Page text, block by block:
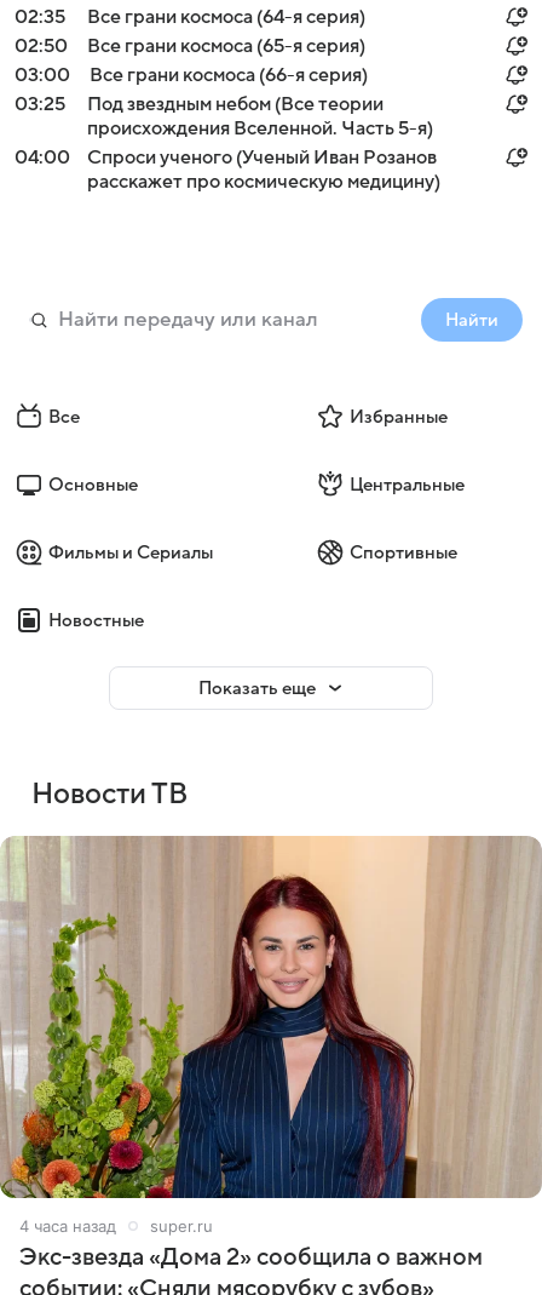
02:35
Все грани космоса (64-я серия)
02:50
Все грани космоса (65-я серия)
03:00
Все грани космоса (66-я серия)
03:25
Под звездным небом (Все теории
происхождения Вселенной. Часть 5-я)
04:00
Спроси ученого (Ученый Иван Розанов
расскажет про космическую медицину)
Найти
Все Избранные
Основные Центральные
Фильмы и Сериалы Спортивные
Новостные
Показать еще
Новости ТВ
4 часа назад super.ru
Экс-звезда «Дома 2» сообщила о важном
событии: «Сняли мясорубку с зубов»